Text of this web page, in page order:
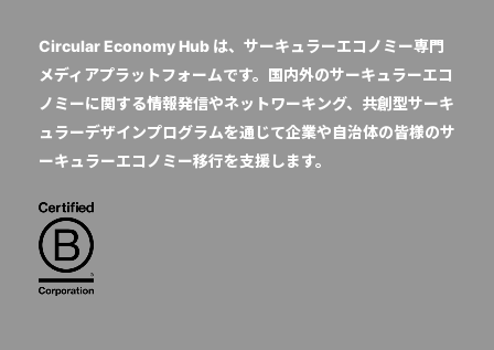
Circular Economy Hub は、サーキュラーエコノミー専門
メディアプラットフォームです。国内外のサーキュラーエコ
ノミーに関する情報発信やネットワーキング、共創型サーキ
ュラーデザインプログラムを通じて企業や自治体の皆様のサ
ーキュラーエコノミー移行を支援します。